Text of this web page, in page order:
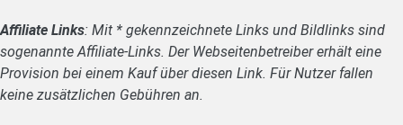
Affiliate Links: Mit * gekennzeichnete Links und Bildlinks sind
sogenannte Affiliate-Links. Der Webseitenbetreiber erhält eine
Provision bei einem Kauf über diesen Link. Für Nutzer fallen
keine zusätzlichen Gebühren an.